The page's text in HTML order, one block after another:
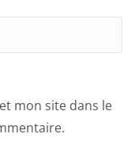
mon site dans le